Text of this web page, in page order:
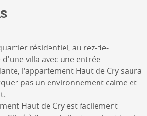
résidentiel, au rez-de-
d'une villa avec une entrée
l'appartement Haut de Cry saura
pas un environnement calme et
Haut de Cry est facilement